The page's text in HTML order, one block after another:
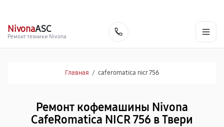
NivonaASC
Ремонт техники Nivona
Главная / caferomatica nicr 756
Ремонт кофемашины Nivona
CafeRomatica NICR 756 в Твери